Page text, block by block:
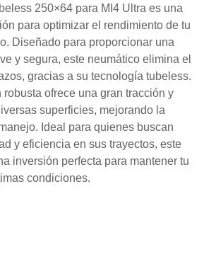
250×64 para MI4 Ultra es una
para optimizar el rendimiento de tu
Diseñado para proporcionar una
y segura, este neumático elimina el
gracias a su tecnología tubeless.
robusta ofrece una gran tracción y
superficies, mejorando la
Ideal para quienes buscan
y eficiencia en sus trayectos, este
inversión perfecta para mantener tu
condiciones.